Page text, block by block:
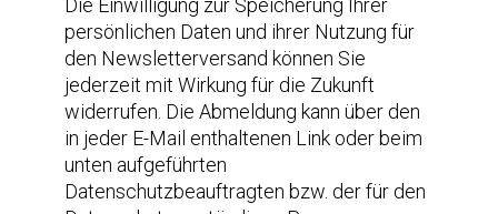
Die Einwilligung zur Speicherung Ihrer
persönlichen Daten und ihrer Nutzung für
den Newsletterversand können Sie
jederzeit mit Wirkung für die Zukunft
widerrufen. Die Abmeldung kann über den
in jeder E-Mail enthaltenen Link oder beim
unten aufgeführten
Datenschutzbeauftragten bzw. der für den